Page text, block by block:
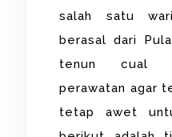
salah satu
berasal dari
tenun cual
perawatan agar
tetap awet